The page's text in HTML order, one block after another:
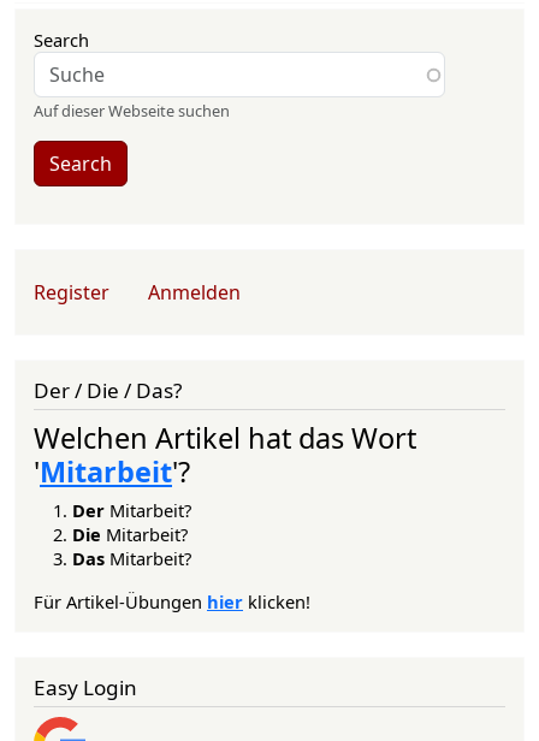
Search
Auf dieser Webseite suchen
Search
User account menu
Register Anmelden
Der / Die / Das?
Welchen Artikel hat das Wort
'Mitarbeit'?
Der Mitarbeit?
Die Mitarbeit?
Das Mitarbeit?
Für Artikel-Übungen hier klicken!
Easy Login